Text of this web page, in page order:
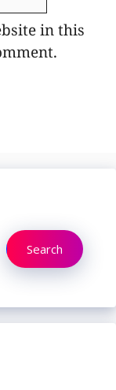
in this
Search